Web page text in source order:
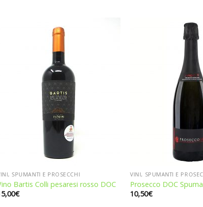
SPUMANTI E PROSECCHI
Bartis Colli pesaresi rosso DOC
€
VINI, SPUMANTI E
Prosecco DOC
10,50€